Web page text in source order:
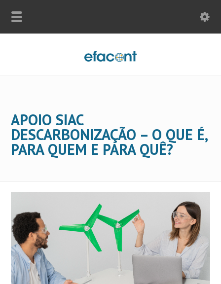
APOIO SIAC
DESCARBONIZAÇÃO – O QUE É,
PARA QUEM E PARA QUÊ?